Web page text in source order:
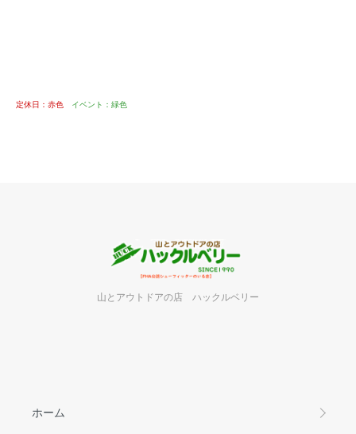
定休日：赤色 イベント：緑色
山とアウトドアの店 ハックルベリー
ホーム